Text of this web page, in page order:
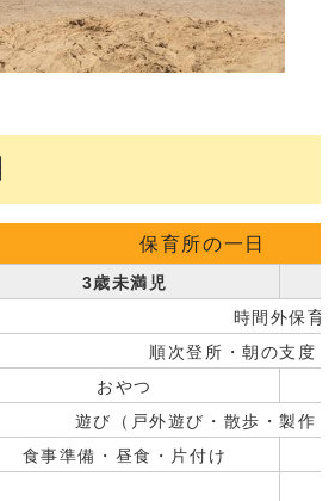
保育所の一日
3歳未満児
時間外保育
順次登所・朝の支度
おやつ
遊び（戸外遊び・散歩・製作
食事準備・昼食・片付け